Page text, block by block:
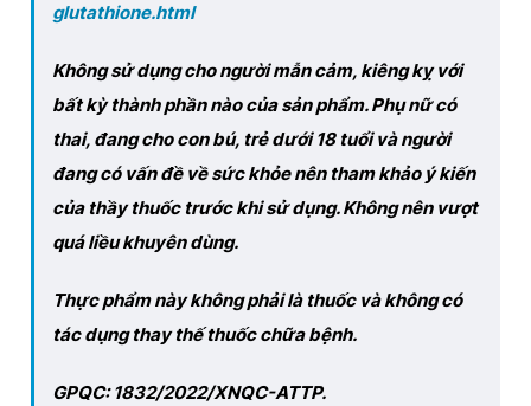
glutathione.html
Không sử dụng cho người mẫn cảm, kiêng kỵ với
bất kỳ thành phần nào của sản phẩm. Phụ nữ có
thai, đang cho con bú, trẻ dưới 18 tuổi và người
đang có vấn đề về sức khỏe nên tham khảo ý kiến
của thầy thuốc trước khi sử dụng. Không nên vượt
quá liều khuyên dùng.
Thực phẩm này không phải là thuốc và không có
tác dụng thay thế thuốc chữa bệnh.
GPQC: 1832/2022/XNQC-ATTP.